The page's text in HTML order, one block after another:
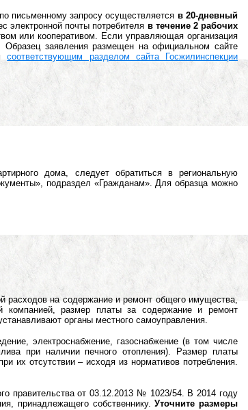
письменному запросу осуществляется в 20-дневный
электронной почты потребителя в течение 2 рабочих
или кооперативом. Если управляющая организация
. Образец заявления размещен на официальном сайте
соответствующим разделом сайта Госжилинспекции
дома, следует обратиться в региональную
подраздел «Гражданам». Для образца можно
расходов на содержание и ремонт общего имущества,
компанией, размер платы за содержание и ремонт
органы местного самоуправления.
электроснабжение, газоснабжение (в том числе
при наличии печного отопления). Размер платы
их отсутствии – исходя из нормативов потребления.
правительства от 03.12.2013 № 1023/54. В 2014 году
принадлежащего собственнику.Уточните размеры